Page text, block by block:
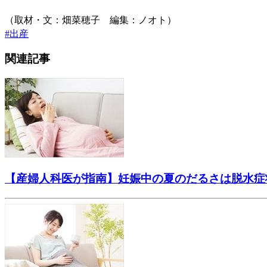
（取材・文：畑菜穂子 編集：ノオト）
#出産
関連記事
【産婦人科医が指南】妊娠中の夏のだるさは脱水